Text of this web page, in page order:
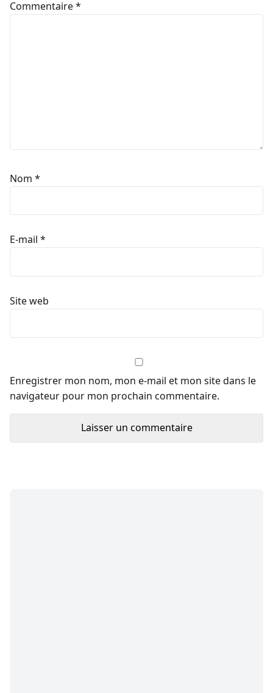
Commentaire*
Nom *
E-mail *
Site web
Enregistrer mon nom, mon e-mail et mon site dans le
navigateur pour mon prochain commentaire.